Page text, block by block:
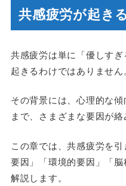
共感疲労が起き
共感疲労は単に「優しすぎ
起きるわけではありません
その背景には、心理的な
まで、さまざまな要因が絡
この章では、共感疲労を
要因」「環境的要因」「
解説します。